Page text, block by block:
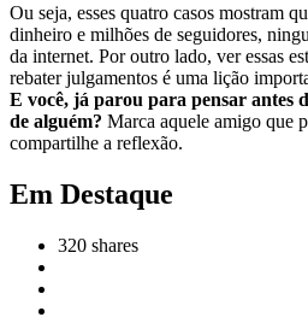
Ou seja, esses quatro casos mostram
dinheiro e milhões de seguidores,
da internet. Por outro lado, ver essas
rebater julgamentos é uma lição
E você, já parou para pensar antes
de alguém? Marca aquele amigo que
compartilhe a reflexão.
Em Destaque
320 shares